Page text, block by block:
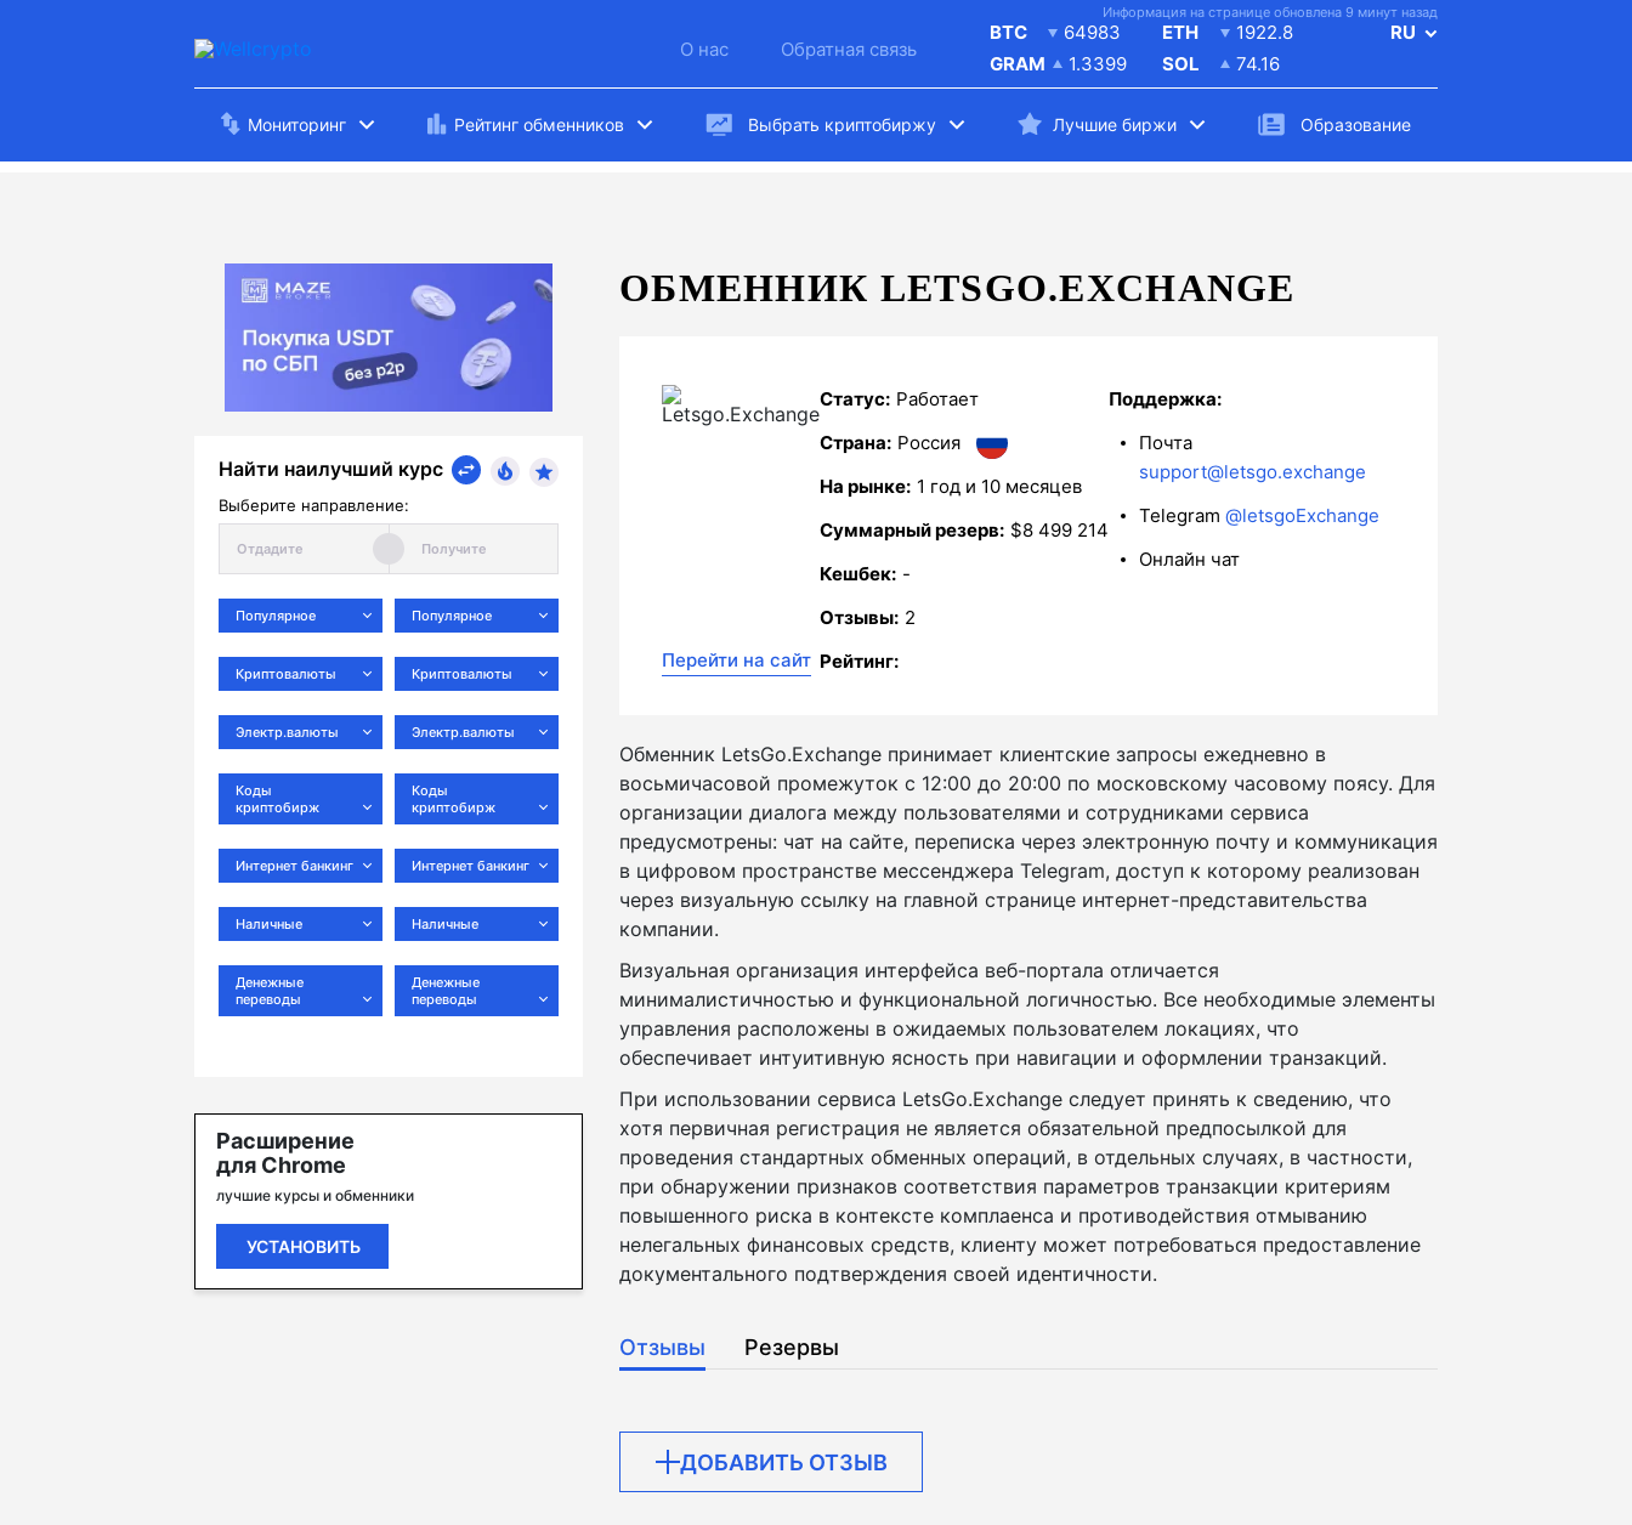
Информация на странице обновлена 9 минут назад
О нас Обратная связь
BTC
64983
GRAM
1.3399
ETH
1922.8
SOL
74.16
RU
Мониторинг Рейтинг обменников Выбрать криптобиржу Лучшие биржи Образование
Найти наилучший курс
Выберите направление:
Популярное
Криптовалюты
Электр.валюты
Коды
криптобирж
Интернет банкинг
Наличные
Денежные
переводы
Популярное
Криптовалюты
Электр.валюты
Коды
криптобирж
Интернет банкинг
Наличные
Денежные
переводы
Расширение
для Chrome
лучшие курсы и обменники
УСТАНОВИТЬ
ОБМЕННИК LETSGO.EXCHANGE
Перейти на сайт
Статус: Paботает
Страна: Россия
На рынке: 1 год и 10 месяцев
Суммарный резерв: $8 499 214
Кешбек: -
Отзывы: 2
Рейтинг:
Поддержка:
Почта
support@letsgo.exchange
Telegram @letsgoExchange
Онлайн чат
Обменник LetsGo.Exchange принимает клиентские запросы ежедневно в
восьмичасовой промежуток с 12:00 до 20:00 по московскому часовому поясу. Для
организации диалога между пользователями и сотрудниками сервиса
предусмотрены: чат на сайте, переписка через электронную почту и коммуникация
в цифровом пространстве мессенджера Telegram, доступ к которому реализован
через визуальную ссылку на главной странице интернет-представительства
компании.
Визуальная организация интерфейса веб-портала отличается
минималистичностью и функциональной логичностью. Все необходимые элементы
управления расположены в ожидаемых пользователем локациях, что
обеспечивает интуитивную ясность при навигации и оформлении транзакций.
При использовании сервиса LetsGo.Exchange следует принять к сведению, что
хотя первичная регистрация не является обязательной предпосылкой для
проведения стандартных обменных операций, в отдельных случаях, в частности,
при обнаружении признаков соответствия параметров транзакции критериям
повышенного риска в контексте комплаенса и противодействия отмыванию
нелегальных финансовых средств, клиенту может потребоваться предоставление
документального подтверждения своей идентичности.
Отзывы Резервы
ДОБАВИТЬ ОТЗЫВ